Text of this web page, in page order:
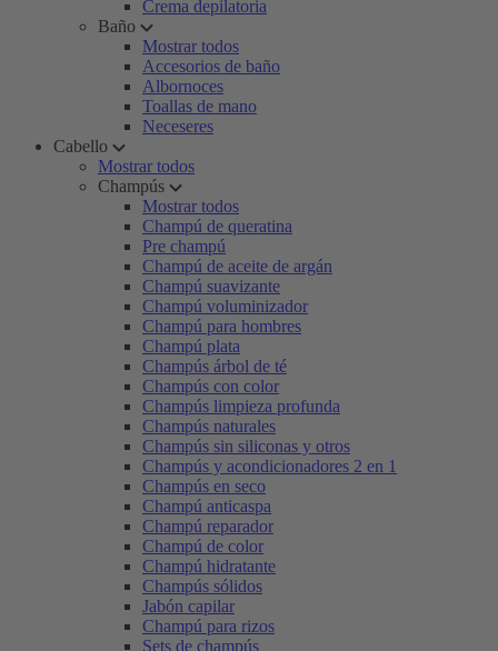
Crema depilatoria
Baño
Mostrar todos
Accesorios de baño
Albornoces
Toallas de mano
Neceseres
Cabello
Mostrar todos
Champús
Mostrar todos
Champú de queratina
Pre champú
Champú de aceite de argán
Champú suavizante
Champú voluminizador
Champú para hombres
Champú plata
Champús árbol de té
Champús con color
Champús limpieza profunda
Champús naturales
Champús sin siliconas y otros
Champús y acondicionadores 2 en 1
Champús en seco
Champú anticaspa
Champú reparador
Champú de color
Champú hidratante
Champús sólidos
Jabón capilar
Champú para rizos
Sets de champús